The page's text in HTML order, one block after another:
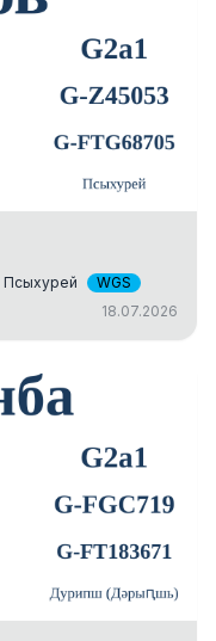
Псыхурей
WGS
18.07.2026